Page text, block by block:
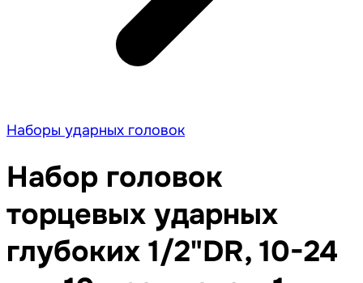
Наборы ударных головок
Набор головок
торцевых ударных
глубоких 1/2"DR, 10-24